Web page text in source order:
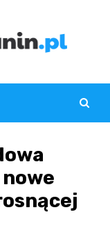
nowe